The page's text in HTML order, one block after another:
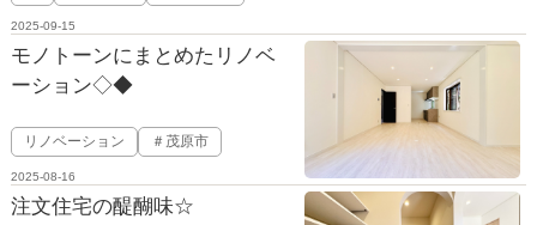
2025-09-15
モノトーンにまとめたリノベ
ーション◇◆
リノベーション ＃茂原市
2025-08-16
注文住宅の醍醐味☆